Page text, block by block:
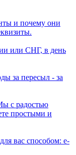
и почему они
или СНГ, в день
за пересыл - за
с радостью
простыми и
вас способом: e-